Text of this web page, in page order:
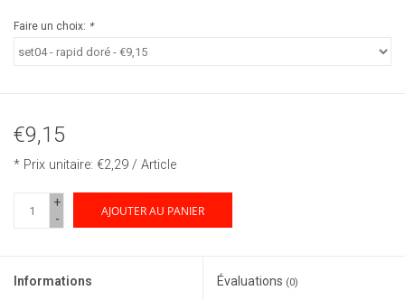
Faire un choix: *
€9,15
* Prix unitaire: €2,29 / Article
+
-
AJOUTER AU PANIER
Informations Évaluations (0)